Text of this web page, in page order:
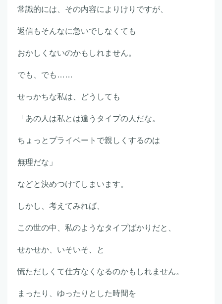
常識的には、その内容によりけりですが、
返信もそんなに急いでしなくても
おかしくないのかもしれません。
でも、でも……
せっかちな私は、どうしても
「あの人は私とは違うタイプの人だな。
ちょっとプライベートで親しくするのは
無理だな」
などと決めつけてしまいます。
しかし、考えてみれば、
この世の中、私のようなタイプばかりだと、
せかせか、いそいそ、と
慌ただしくて仕方なくなるのかもしれません。
まったり、ゆったりとした時間を